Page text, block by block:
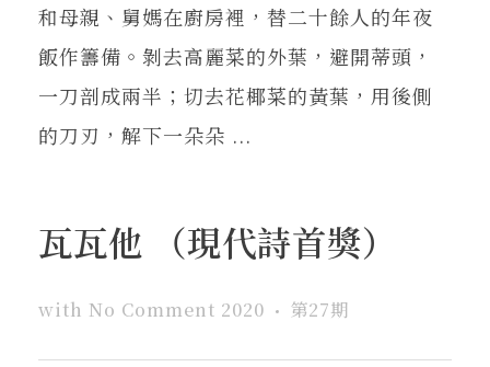
和母親、舅媽在廚房裡，替二十餘人的年夜
飯作籌備。剝去高麗菜的外葉，避開蒂頭，
一刀剖成兩半；切去花椰菜的黃葉，用後側
的刀刃，解下一朵朵 ...
瓦瓦他 （現代詩首獎）
with No Comment 2020 第27期